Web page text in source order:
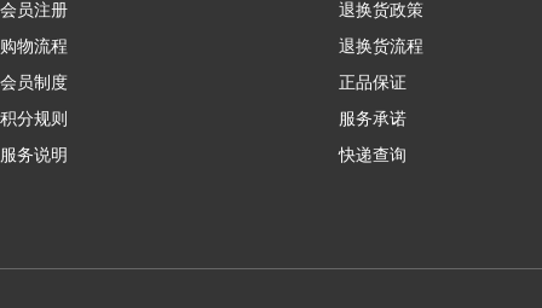
会员注册
购物流程
会员制度
积分规则
服务说明
退换货政策
退换货流程
正品保证
服务承诺
快递查询